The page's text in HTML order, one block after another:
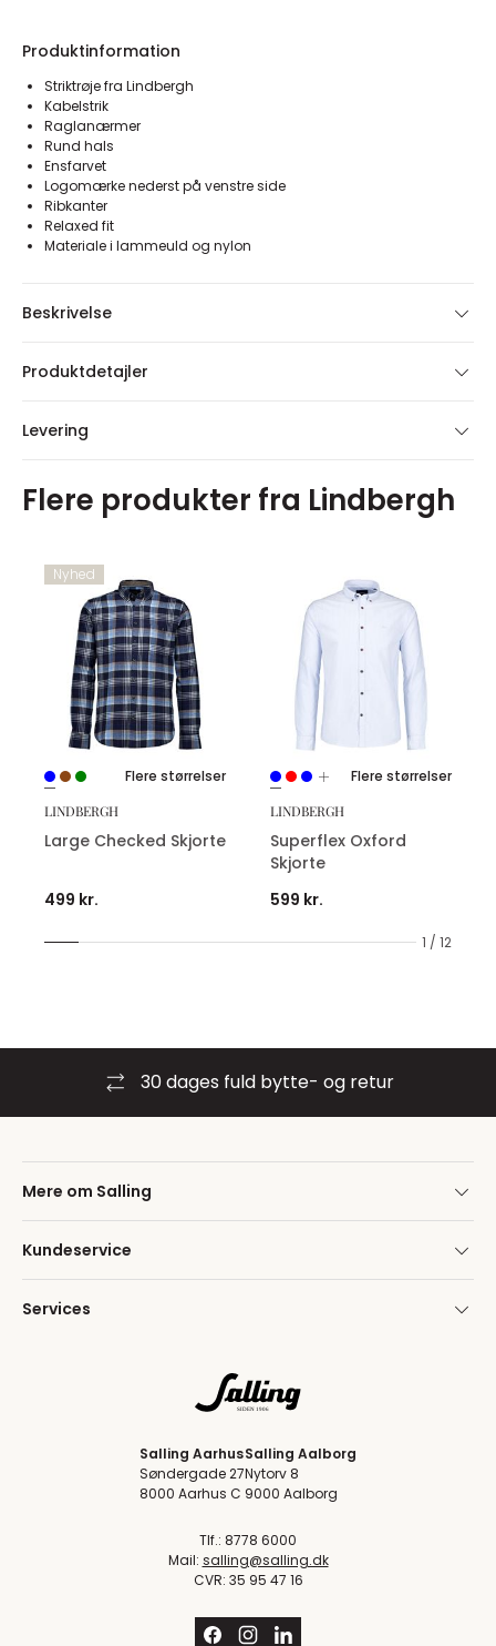
Produktinformation
Striktrøje fra Lindbergh
Kabelstrik
Raglanærmer
Rund hals
Ensfarvet
Logomærke nederst på venstre side
Ribkanter
Relaxed fit
Materiale i lammeuld og nylon
Beskrivelse
Produktdetajler
Levering
Flere produkter fra Lindbergh
1 / 12
Nyhed
Flere størrelser
LINDBERGH
Large Checked Skjorte
499 kr.
Flere størrelser
LINDBERGH
Superflex Oxford
Skjorte
599 kr.
30 dages fuld bytte- og retur
Mere om Salling
Kundeservice
Services
Salling Aarhus
Søndergade 27
8000 Aarhus C
Salling Aalborg
Nytorv 8
9000 Aalborg
Tlf.: 8778 6000
Mail: salling@salling.dk
CVR: 35 95 47 16